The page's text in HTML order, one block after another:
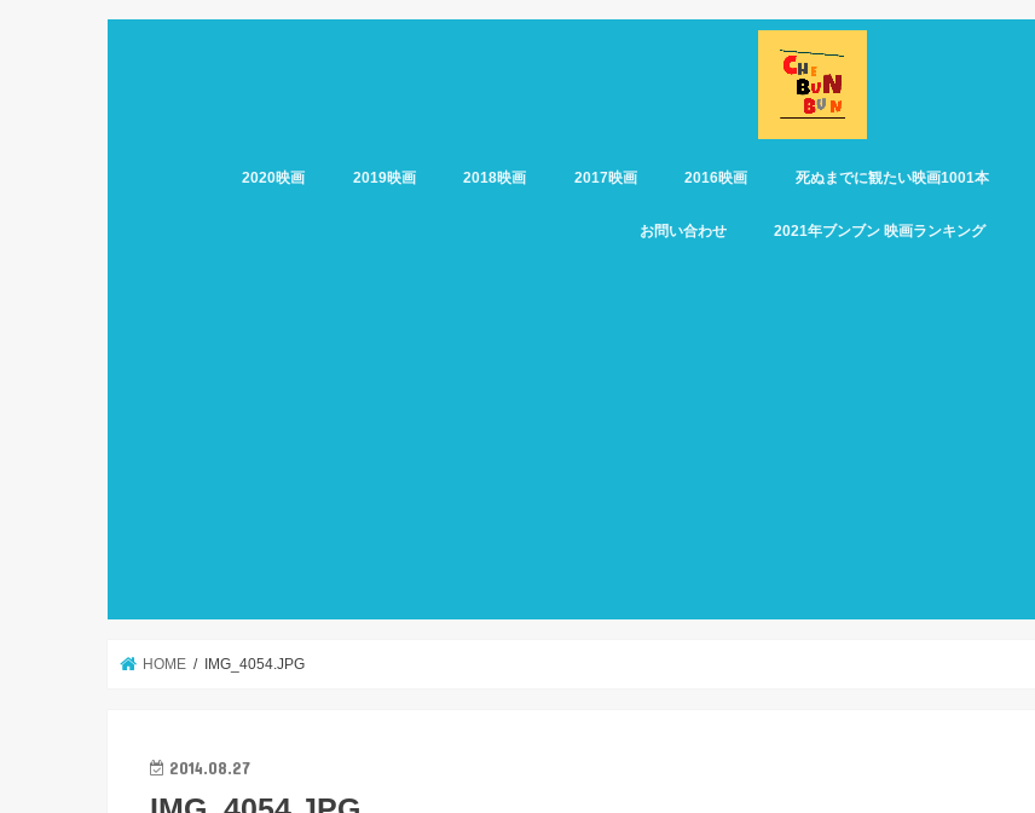
2020映画 2019映画 2018映画 2017映画 2016映画 死ぬまでに観たい映画1001本
お問い合わせ 2021年ブンブン 映画ランキング
HOME IMG_4054.JPG
2014.08.27